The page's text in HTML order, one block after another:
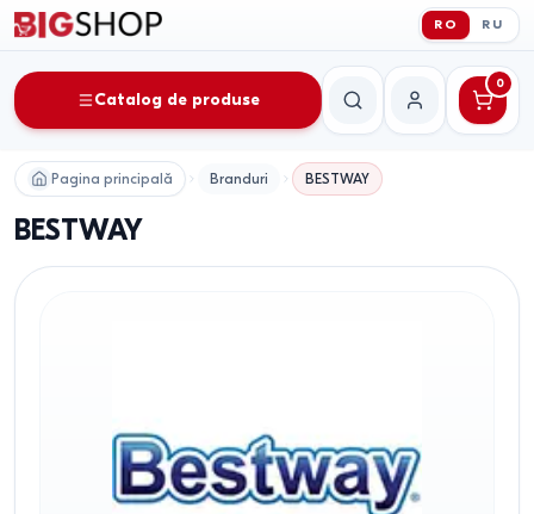
RO RU
Catalog de produse
CăutareContul meu
0
Pagina principală Branduri BESTWAY
BESTWAY